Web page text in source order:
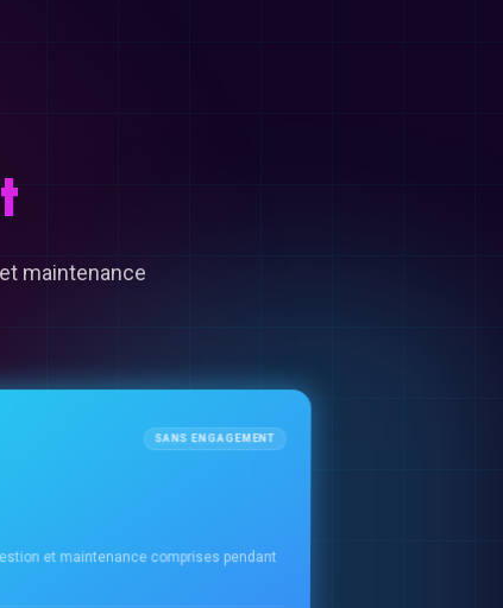
maintenance
SANS ENGAGEMENT
et maintenance comprises pendant